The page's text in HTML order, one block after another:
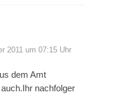
2011 um 07:15 Uhr
dem Amt
nachfolger